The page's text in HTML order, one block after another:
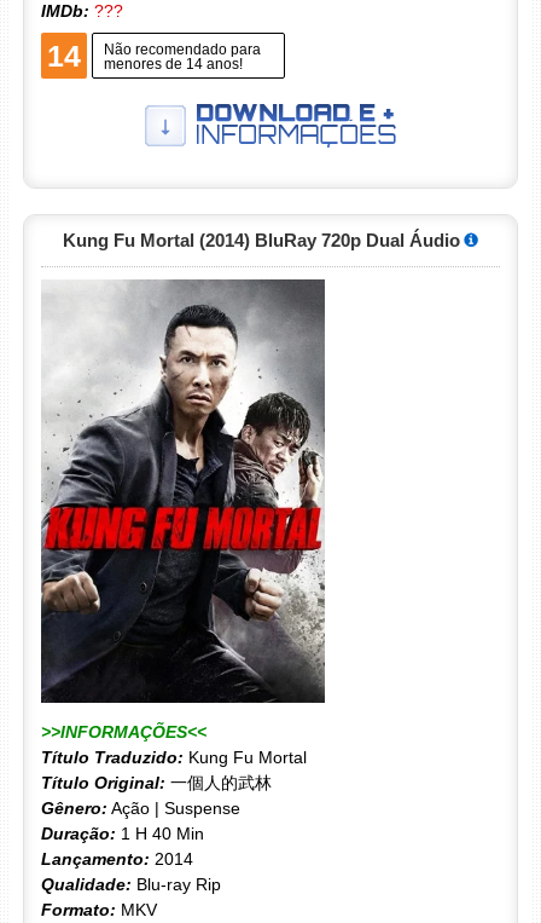
IMDb: ???
14
Não recomendado para
menores de 14 anos!
Kung Fu Mortal (2014) BluRay 720p Dual Áudio
>>INFORMAÇÕES<<
Título Traduzido: Kung Fu Mortal
Título Original: 一個人的武林
Gênero: Ação | Suspense
Duração: 1 H 40 Min
Lançamento: 2014
Qualidade: Blu-ray Rip
Formato: MKV